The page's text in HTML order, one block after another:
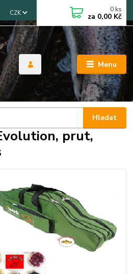
Menu
CZK
Hledat
0 ks
za 0,00 Kč
Evolution, prut, taška a boilies
prut,